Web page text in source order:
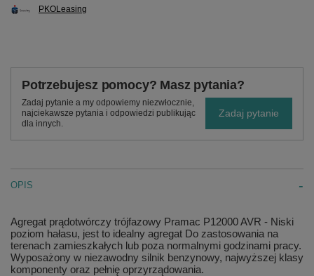
PKOLeasing
Potrzebujesz pomocy? Masz pytania?
Zadaj pytanie a my odpowiemy niezwłocznie,
najciekawsze pytania i odpowiedzi publikując
dla innych.
Zadaj pytanie
OPIS
Agregat prądotwórczy trójfazowy Pramac P12000 AVR - Niski
poziom hałasu, jest to idealny agregat Do zastosowania na
terenach zamieszkałych lub poza normalnymi godzinami pracy.
Wyposażony w niezawodny silnik benzynowy, najwyższej klasy
komponenty oraz pełnię oprzyrządowania.